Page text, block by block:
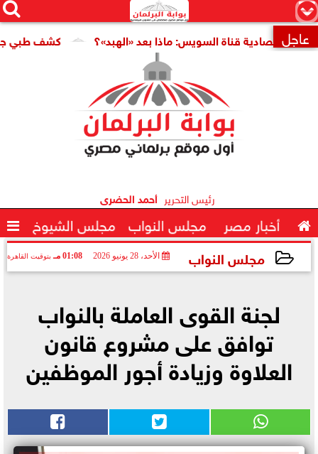
×


 عاجل كشف طبي جديد يمهد قناة السويس: ماذا بعد «الهبد»؟
رئيس التحرير أحمد الحضرى
 أخبار مصر مجلس النواب مجلس الشيوخ 
مجلس النواب الأحد، 28 يونيو 2026 01:08 مـ بتوقيت القاهرة
لجنة القوى العاملة بالنواب
توافق على مشروع قانون
العلاوة وزيادة أجور الموظفين